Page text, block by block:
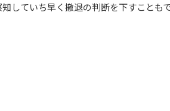
していち早く撤退の判断を下すこともで